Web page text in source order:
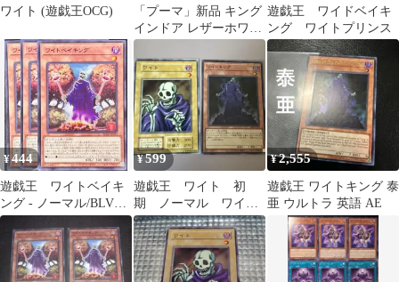
ワイト (遊戯王OCG)
「プーマ」新品 キング
インドア レザーホワイ
トスニーカー
UK8(27cm)
遊戯王 ワイドベイキ
ング ワイトプリンス
¥444
遊戯王 ワイトベイキ
ング - ノーマル/BLVO-
JP035 3枚
¥ 599
遊戯王 ワイト 初
期 ノーマル ワイト
キング スーパー
¥2,555
遊戯王 ワイトキング 泰
亜 ウルトラ 英語 AE